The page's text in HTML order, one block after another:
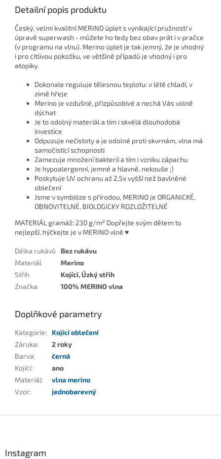
Detailní popis produktu
Český, velmi kvalitní MERINO úplet s vynikající pružností v
úpravě superwash - můžete ho tedy bez obav prát i v pračce
(v programu na vlnu). Merino úplet je tak jemný, že je vhodný
i pro citlivou pokožku, ve většině případů je vhodný i pro
atopiky.
Dokonale reguluje tělesnou teplotu: v létě chladí, v
zimě hřeje
Merino je vzdušné, přizpůsobivé a nechá Vás volně
dýchat
Je to odolný materiál a tím i skvělá dlouhodobá
investice
Odpuzuje nečistoty a je odolné proti skvrnám, vlna má
samočistící schopnosti
Zamezuje množení bakterií a tím i vzniku zápachu
Je hypoalergenní, jemné a hlavně, nekouše ;)
Poskytuje UV ochranu až 2,5x vyšší než bavlněné
oblečení
Jsme v symbióze s přírodou, MERINO je ORGANICKÉ,
OBNOVITELNÉ, BIOLOGICKY ROZLOŽITELNÉ
MATERIÁL gramáž: 230 g/m² Dopřejte svým dětem to
nejlepší, hýčkejte je v MERINO vlně ♥
Délka rukávů
Bez rukávu
Materiál
Merino
Střih
Kojící, Úzký střih
Značka
100% MERINO vlna
Doplňkové parametry
Kategorie:
Kojící oblečení
Záruka:
2 roky
Barva:
černá
Kojící:
ano
Materiál:
vlna merino
Vzor: jednobarevný
Instagram